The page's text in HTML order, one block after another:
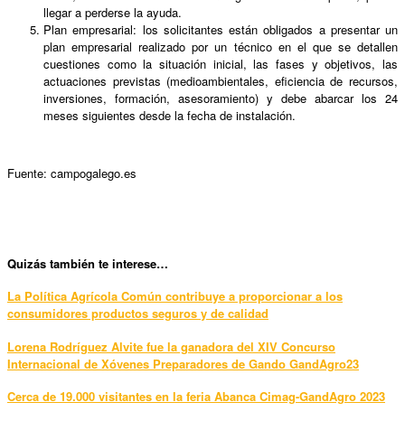
llegar a perderse la ayuda.
Plan empresarial: los solicitantes están obligados a presentar un
plan empresarial realizado por un técnico en el que se detallen
cuestiones como la situación inicial, las fases y objetivos, las
actuaciones previstas (medioambientales, eficiencia de recursos,
inversiones, formación, asesoramiento) y debe abarcar los 24
meses siguientes desde la fecha de instalación.
Fuente: campogalego.es
Quizás también te interese…
La Política Agrícola Común contribuye a proporcionar a los
consumidores productos seguros y de calidad
Lorena Rodríguez Alvite fue la ganadora del XIV Concurso
Internacional de Xóvenes Preparadores de Gando GandAgro23
Cerca de 19.000 visitantes en la feria Abanca Cimag-GandAgro 2023